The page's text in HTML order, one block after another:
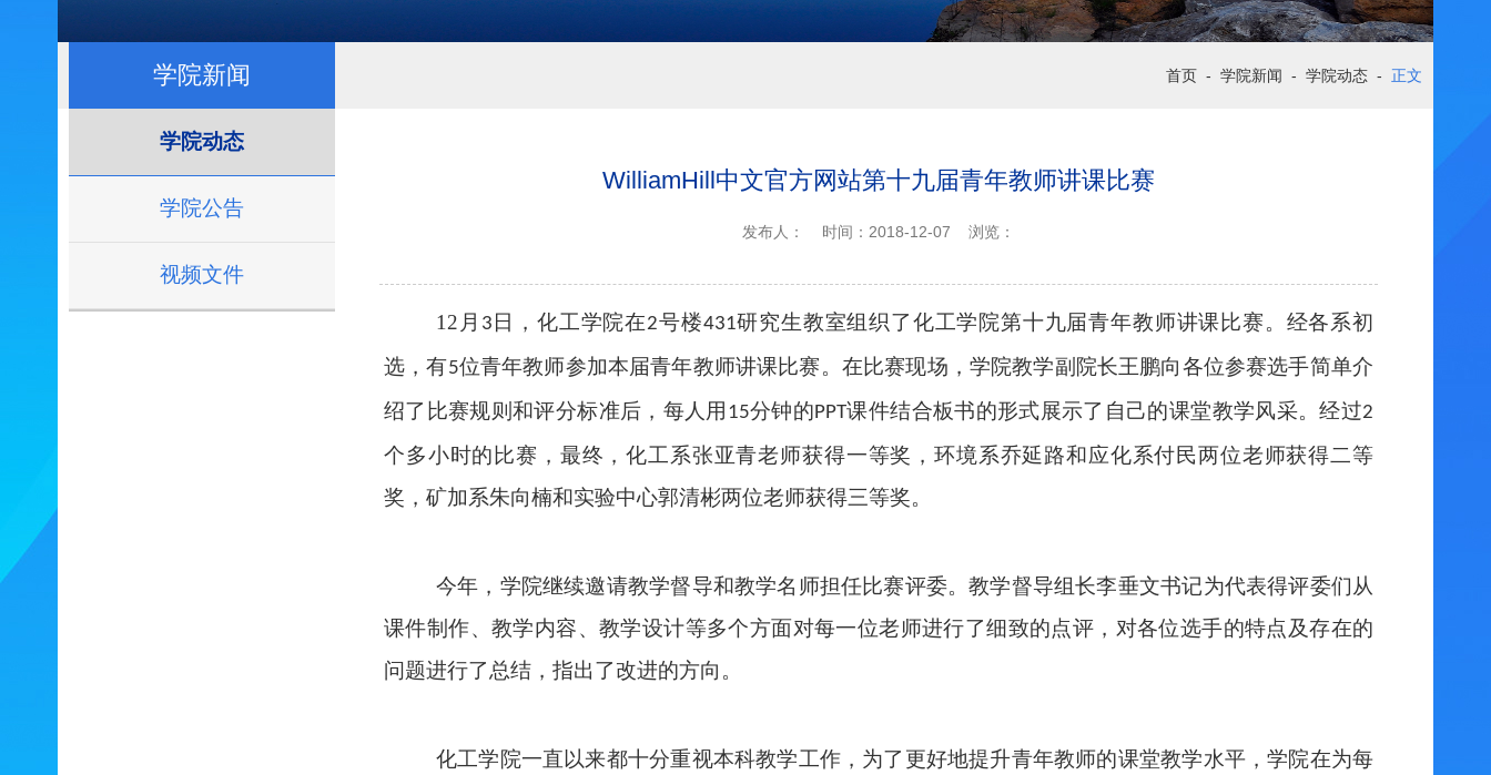
学院新闻 首页 - 学院新闻 - 学院动态 - 正文
学院动态
学院公告
视频文件
WilliamHill中文官方网站第十九届青年教师讲课比赛
发布人： 时间：2018-12-07 浏览：
12 月 3 日，化工学院在2号楼431研究生教室组织了化工学院第十九届青年教师讲课比赛。经各系初
选，有5位青年教师参加本届青年教师讲课比赛。在比赛现场，学院教学副院长王鹏向各位参赛选手简单介
绍了比赛规则和评分标准后，每人用 15分钟的PPT课件结合板书的形式展示了自己的课堂教学风采。经过2
个多小时的比赛，最终，化工系张亚青老师获得一等奖，环境系乔延路和应化系付民两位老师获得二等
奖，矿加系朱向楠和实验中心郭清彬两位老师获得三等奖。
今年，学院继续邀请教学督导和教学名师担任比赛评委。教学督导组长李垂文书记为代表得评委们从
课件制作、教学内容、教学设计等多个方面对每一位老师进行了细致的点评，对各位选手的特点及存在的
问题进行了总结，指出了改进的方向。
化工学院一直以来都十分重视本科教学工作，为了更好地提升青年教师的课堂教学水平，学院在为每